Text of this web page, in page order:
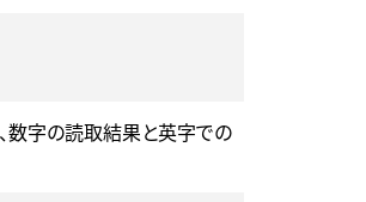
数字の読取結果と英字での